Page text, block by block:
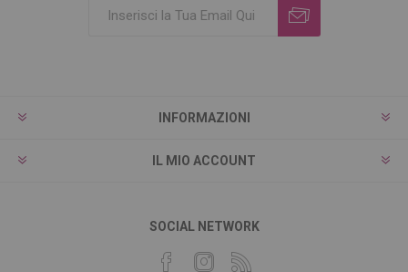
INFORMAZIONI
IL MIO ACCOUNT
SOCIAL NETWORK